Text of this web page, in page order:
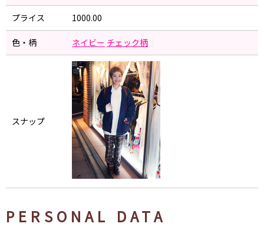
プライス 1000.00
色・柄 ネイビー チェック柄
スナップ
PERSONAL DATA